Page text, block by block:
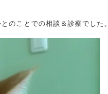
のことでの相談＆診察でした。